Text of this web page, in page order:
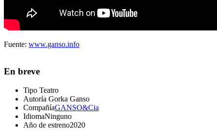
Fuente: www.ganso.info
En breve
Tipo Teatro
Autoría Gorka Ganso
CompañíaGANSO&Cia
IdiomaNinguno
Año de estreno2020